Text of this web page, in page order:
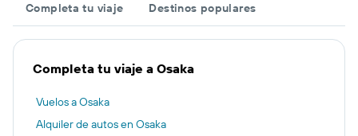
Completa tu viaje Destinos populares
Completa tu viaje a Osaka
Vuelos a Osaka
Alquiler de autos en Osaka